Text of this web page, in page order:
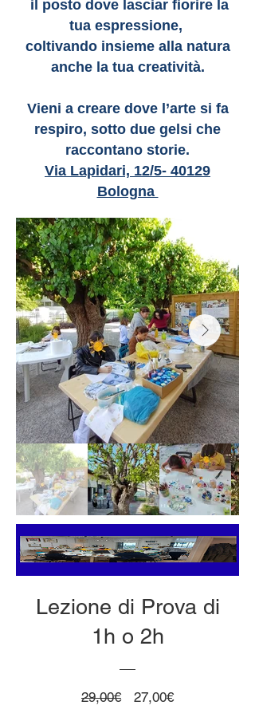
il posto dove lasciar fiorire la
tua espressione,
coltivando insieme alla natura
anche la tua creatività.
Vieni a creare dove l’arte si fa
respiro, sotto due gelsi che
raccontano storie.
Via Lapidari, 12/5- 40129
Bologna
Lezione di Prova di
1h o 2h
29,00€
Prezzo
27,00€Prezzo